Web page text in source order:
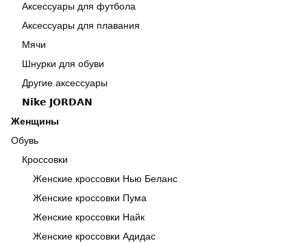
Аксессуары для футбола
Аксессуары для плавания
Мячи
Шнурки для обуви
Другие аксессуары
𝗡𝗶𝗸𝗲 𝗝𝗢𝗥𝗗𝗔𝗡
Женщины
Обувь
Кроссовки
Женские кроссовки Нью Беланс
Женские кроссовки Пума
Женские кроссовки Найк
Женские кроссовки Адидас